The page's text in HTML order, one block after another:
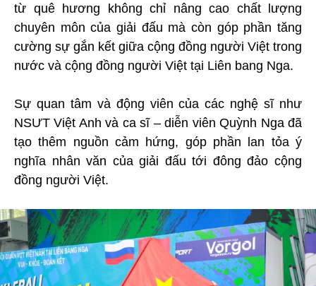
từ quê hương không chỉ nâng cao chất lượng
chuyên môn của giải đấu mà còn góp phần tăng
cường sự gắn kết giữa cộng đồng người Việt trong
nước và cộng đồng người Việt tại Liên bang Nga.
Sự quan tâm và động viên của các nghệ sĩ như
NSƯT Việt Anh và ca sĩ – diễn viên Quỳnh Nga đã
tạo thêm nguồn cảm hứng, góp phần lan tỏa ý
nghĩa nhân văn của giải đấu tới đông đảo cộng
đồng người Việt.